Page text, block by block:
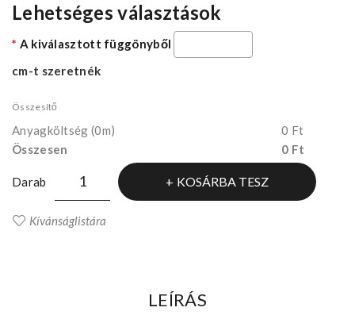
Lehetséges választások
A kiválasztott függönyből
cm-t szeretnék
Összesítő
Anyagköltség (0m)
0 Ft
Összesen
0 Ft
Darab KOSÁRBA TESZ
Kívánságlistára
LEÍRÁS